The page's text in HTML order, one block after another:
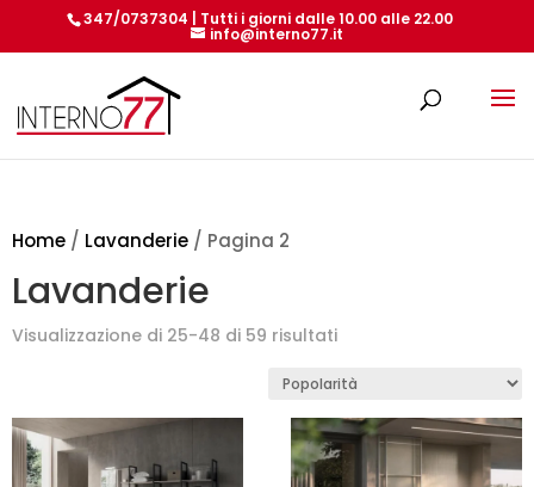
347/0737304 | Tutti i giorni dalle 10.00 alle 22.00
info@interno77.it
Home / Lavanderie / Pagina 2
Lavanderie
Visualizzazione di 25-48 di 59 risultatiPopolarità